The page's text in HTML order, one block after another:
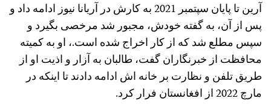
آرین تا پایان سپتمبر 2021 به کارش در آریانا نیوز ادامه داد و
پس از آن، به گفته خودش، مجبور شد مرخصی بگیرد و
سپس مطلع شد که از کار اخراج شده است.، او به کمیته
محافظت از خبرنگاران گفت، طالبان به آزار و اذیت او از
طریق تلفن و نظارت بر خانه اش ادامه دادند تا اینکه در
مارچ 2022 از افغانستان فرار کرد.